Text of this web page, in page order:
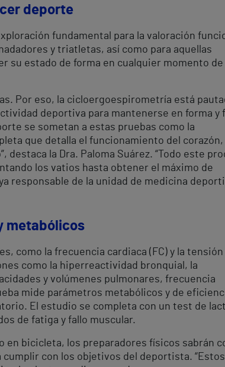
deporte
fundamental para la valoración
y triatletas, así como para aquellas
su estado de forma en cualquier momento de
Por eso, la cicloergoespirometría está
deportiva para mantenerse en forma y
se sometan a estas pruebas como la
que detalla el funcionamiento del corazón,
la Dra. Paloma Suárez. “Todo este
los vatios hasta obtener el máximo de
responsable de la unidad de medicina
metabólicos
como la frecuencia cardiaca (FC) y la tensión
como la hiperreactividad bronquial, la
y volúmenes pulmonares, frecuencia
mide parámetros metabólicos y de
El estudio se completa con un test de
de fatiga y fallo muscular.
en bicicleta, los preparadores físicos sabrán
con los objetivos del deportista. “Estos